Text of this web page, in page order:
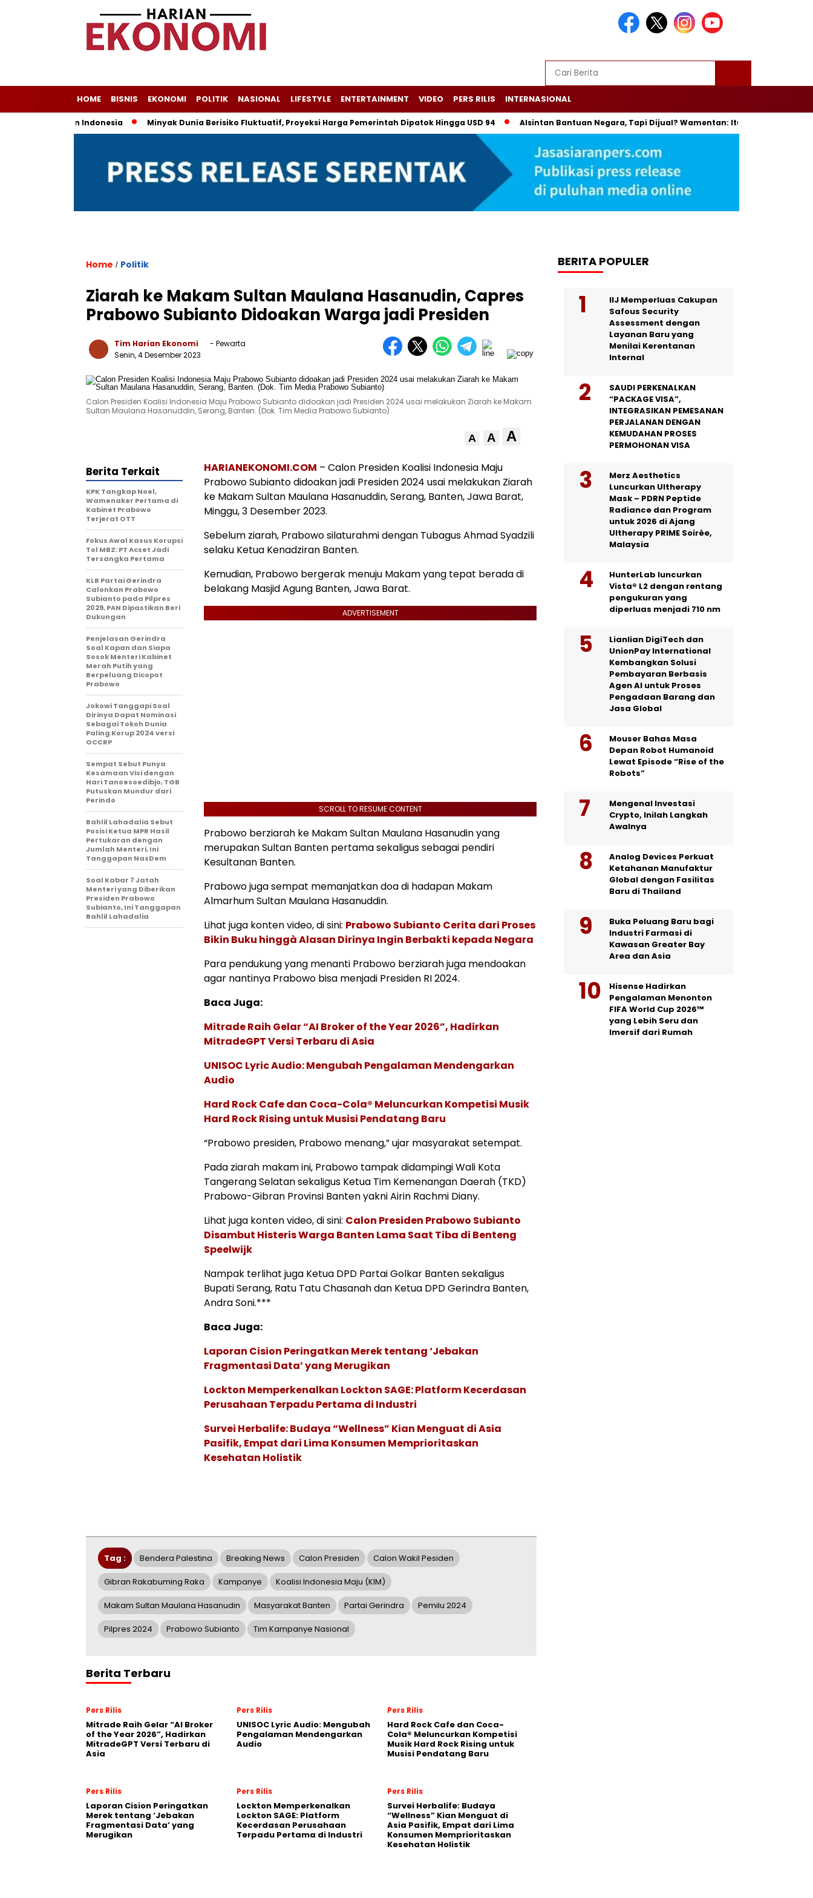
HOME BISNIS EKONOMI POLITIK NASIONAL LIFESTYLE ENTERTAINMENT VIDEO PERS RILIS INTERNASIONAL
Jadi Andalan Indonesia Minyak Dunia Berisiko Fluktuatif, Proyeksi Harga Pemerintah Dipatok Hingga USD 94 Alsintan Bantuan Negara, Tapi Dijual? Wamentan: Itu Bisa Dipenjara
Home / Politik
Ziarah ke Makam Sultan Maulana Hasanudin, Capres
Prabowo Subianto Didoakan Warga jadi Presiden
Tim Harian Ekonomi
- Pewarta
Senin, 4 Desember 2023
Calon Presiden Koalisi Indonesia Maju Prabowo Subianto didoakan jadi Presiden 2024 usai melakukan Ziarah ke Makam
Sultan Maulana Hasanuddin, Serang, Banten. (Dok. Tim Media Prabowo Subianto)
A A A
HARIANEKONOMI.COM – Calon Presiden Koalisi Indonesia Maju
Prabowo Subianto didoakan jadi Presiden 2024 usai melakukan Ziarah
ke Makam Sultan Maulana Hasanuddin, Serang, Banten, Jawa Barat,
Minggu, 3 Desember 2023.
Sebelum ziarah, Prabowo silaturahmi dengan Tubagus Ahmad Syadzili
selaku Ketua Kenadziran Banten.
Kemudian, Prabowo bergerak menuju Makam yang tepat berada di
belakang Masjid Agung Banten, Jawa Barat.
ADVERTISEMENT
SCROLL TO RESUME CONTENT
Prabowo berziarah ke Makam Sultan Maulana Hasanudin yang
merupakan Sultan Banten pertama sekaligus sebagai pendiri
Kesultanan Banten.
Prabowo juga sempat memanjatkan doa di hadapan Makam
Almarhum Sultan Maulana Hasanuddin.
Lihat juga konten video, di sini: Prabowo Subianto Cerita dari Proses
Bikin Buku hinggà Alasan Dirinya Ingin Berbakti kepada Negara
Para pendukung yang menanti Prabowo berziarah juga mendoakan
agar nantinya Prabowo bisa menjadi Presiden RI 2024.
Baca Juga:
Mitrade Raih Gelar “AI Broker of the Year 2026”, Hadirkan
MitradeGPT Versi Terbaru di Asia
UNISOC Lyric Audio: Mengubah Pengalaman Mendengarkan
Audio
Hard Rock Cafe dan Coca-Cola® Meluncurkan Kompetisi Musik
Hard Rock Rising untuk Musisi Pendatang Baru
“Prabowo presiden, Prabowo menang,” ujar masyarakat setempat.
Pada ziarah makam ini, Prabowo tampak didampingi Wali Kota
Tangerang Selatan sekaligus Ketua Tim Kemenangan Daerah (TKD)
Prabowo-Gibran Provinsi Banten yakni Airin Rachmi Diany.
Lihat juga konten video, di sini: Calon Presiden Prabowo Subianto
Disambut Histeris Warga Banten Lama Saat Tiba di Benteng
Speelwijk
Nampak terlihat juga Ketua DPD Partai Golkar Banten sekaligus
Bupati Serang, Ratu Tatu Chasanah dan Ketua DPD Gerindra Banten,
Andra Soni.***
Baca Juga:
Laporan Cision Peringatkan Merek tentang ‘Jebakan
Fragmentasi Data’ yang Merugikan
Lockton Memperkenalkan Lockton SAGE: Platform Kecerdasan
Perusahaan Terpadu Pertama di Industri
Survei Herbalife: Budaya “Wellness” Kian Menguat di Asia
Pasifik, Empat dari Lima Konsumen Memprioritaskan
Kesehatan Holistik
Berita Terkait
KPK Tangkap Noel,
Wamenaker Pertama di
Kabinet Prabowo
Terjerat OTT
Fokus Awal Kasus Korupsi
Tol MBZ: PT Acset Jadi
Tersangka Pertama
KLB Partai Gerindra
Calonkan Prabowo
Subianto pada Pilpres
2029, PAN Dipastikan Beri
Dukungan
Penjelasan Gerindra
Soal Kapan dan Siapa
Sosok Menteri Kabinet
Merah Putih yang
Berpeluang Dicopot
Prabowo
Jokowi Tanggapi Soal
Dirinya Dapat Nominasi
Sebagai Tokoh Dunia
Paling Korup 2024 versi
OCCRP
Sempat Sebut Punya
Kesamaan Visi dengan
Hari Tanoesoedibjo, TGB
Putuskan Mundur dari
Perindo
Bahlil Lahadalia Sebut
Posisi Ketua MPR Hasil
Pertukaran dengan
Jumlah Menteri, Ini
Tanggapan NasDem
Soal Kabar 7 Jatah
Menteri yang Diberikan
Presiden Prabowo
Subianto, Ini Tanggapan
Bahlil Lahadalia
Tag : Bendera Palestina Breaking News Calon Presiden Calon Wakil Pesiden
Gibran Rakabuming Raka Kampanye Koalisi Indonesia Maju (KIM)
Makam Sultan Maulana Hasanudin Masyarakat Banten Partai Gerindra Pemilu 2024
Pilpres 2024 Prabowo Subianto Tim Kampanye Nasional
Berita Terbaru
Pers Rilis
Mitrade Raih Gelar “AI Broker
of the Year 2026”, Hadirkan
MitradeGPT Versi Terbaru di
Asia
Pers Rilis
UNISOC Lyric Audio: Mengubah
Pengalaman Mendengarkan
Audio
Pers Rilis
Hard Rock Cafe dan Coca-
Cola® Meluncurkan Kompetisi
Musik Hard Rock Rising untuk
Musisi Pendatang Baru
Pers Rilis
Laporan Cision Peringatkan
Merek tentang ‘Jebakan
Fragmentasi Data’ yang
Merugikan
Pers Rilis
Lockton Memperkenalkan
Lockton SAGE: Platform
Kecerdasan Perusahaan
Terpadu Pertama di Industri
Pers Rilis
Survei Herbalife: Budaya
“Wellness” Kian Menguat di
Asia Pasifik, Empat dari Lima
Konsumen Memprioritaskan
Kesehatan Holistik
BERITA POPULER
IIJ Memperluas Cakupan
Safous Security
Assessment dengan
Layanan Baru yang
Menilai Kerentanan
Internal
SAUDI PERKENALKAN
“PACKAGE VISA”,
INTEGRASIKAN PEMESANAN
PERJALANAN DENGAN
KEMUDAHAN PROSES
PERMOHONAN VISA
Merz Aesthetics
Luncurkan Ultherapy
Mask – PDRN Peptide
Radiance dan Program
untuk 2026 di Ajang
Ultherapy PRIME Soirée,
Malaysia
HunterLab luncurkan
Vista® L2 dengan rentang
pengukuran yang
diperluas menjadi 710 nm
Lianlian DigiTech dan
UnionPay International
Kembangkan Solusi
Pembayaran Berbasis
Agen AI untuk Proses
Pengadaan Barang dan
Jasa Global
Mouser Bahas Masa
Depan Robot Humanoid
Lewat Episode “Rise of the
Robots”
Mengenal Investasi
Crypto, Inilah Langkah
Awalnya
Analog Devices Perkuat
Ketahanan Manufaktur
Global dengan Fasilitas
Baru di Thailand
Buka Peluang Baru bagi
Industri Farmasi di
Kawasan Greater Bay
Area dan Asia
Hisense Hadirkan
Pengalaman Menonton
FIFA World Cup 2026™
yang Lebih Seru dan
Imersif dari Rumah